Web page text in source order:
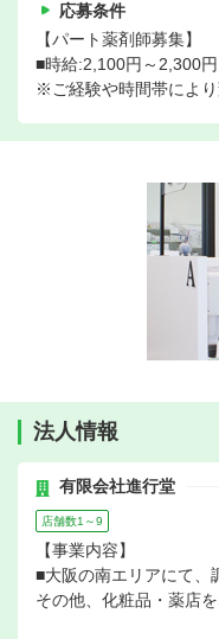
応募条件
【パート薬剤師募集】
■時給:2,100円～2,300円
※ご経験や時間帯によ
法人情報
有限会社進行堂
店舗数1～9
【事業内容】
■大阪の南エリアにて、
その他、化粧品・薬店